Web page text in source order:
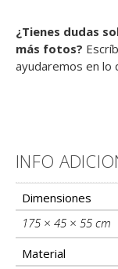
¿Tienes dudas
más fotos?
ayudaremos en lo
INFO
Información
Dimensiones
175 × 45 × 55 cm
Material